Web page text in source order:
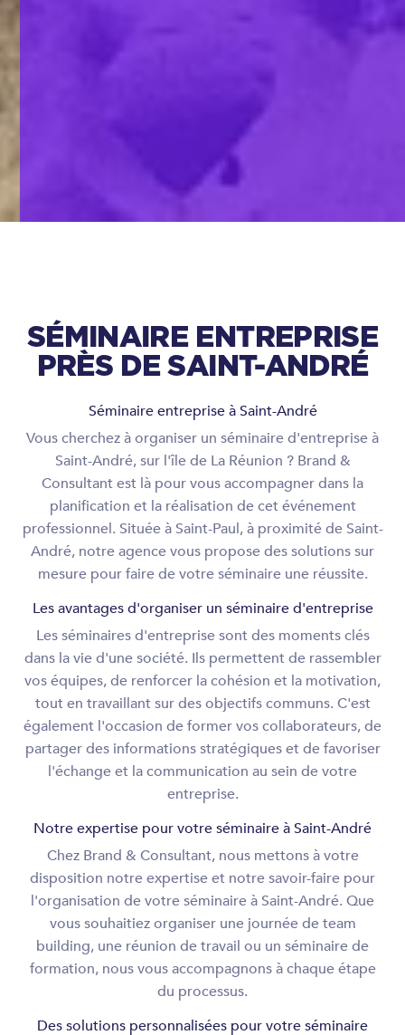
SÉMINAIRE ENTREPRISE
PRÈS DE SAINT-ANDRÉ
Séminaire entreprise à Saint-André
Vous cherchez à organiser un séminaire d'entreprise à
Saint-André, sur l'île de La Réunion ? Brand &
Consultant est là pour vous accompagner dans la
planification et la réalisation de cet événement
professionnel. Située à Saint-Paul, à proximité de Saint-
André, notre agence vous propose des solutions sur
mesure pour faire de votre séminaire une réussite.
Les avantages d'organiser un séminaire d'entreprise
Les séminaires d'entreprise sont des moments clés
dans la vie d'une société. Ils permettent de rassembler
vos équipes, de renforcer la cohésion et la motivation,
tout en travaillant sur des objectifs communs. C'est
également l'occasion de former vos collaborateurs, de
partager des informations stratégiques et de favoriser
l'échange et la communication au sein de votre
entreprise.
Notre expertise pour votre séminaire à Saint-André
Chez Brand & Consultant, nous mettons à votre
disposition notre expertise et notre savoir-faire pour
l'organisation de votre séminaire à Saint-André. Que
vous souhaitiez organiser une journée de team
building, une réunion de travail ou un séminaire de
formation, nous vous accompagnons à chaque étape
du processus.
Des solutions personnalisées pour votre séminaire